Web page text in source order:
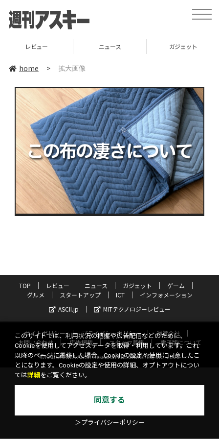
toggle
レビュー ニュース ガジェット
home > 拡大画像
TOP レビュー ニュース ガジェット
ゲーム
グルメ
スタートアップ ICT
インフォメーション
ASCII.jp
MITテクノロジーレビュー
サイトポリシー プライバシーポリシー
運営会社
お問い合わせ
広告掲載 スタッフ募集
電子版について
©KADOKAWA ASCII Research Laboratories, Inc. 2026
このサイトでは、利用状況の把握や広告配信などのために、
Cookieを使用してアクセスデータを取得・利用しています。これ
以降のページに遷移した場合、Cookieの設定や使用に同意したこ
とになります。Cookieの設定や使用の詳細、オプトアウトについ
ては詳細 をご覧ください。
同意する
＞プライバシーポリシー